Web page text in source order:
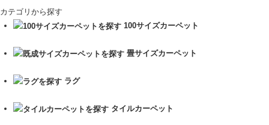
カテゴリから探す
100サイズカーペット
畳サイズカーペット
ラグ
タイルカーペット